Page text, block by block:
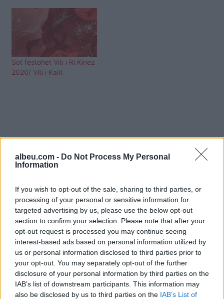
albeu.com - Do Not Process My Personal
Information
If you wish to opt-out of the sale, sharing to third parties, or
processing of your personal or sensitive information for
targeted advertising by us, please use the below opt-out
section to confirm your selection. Please note that after your
opt-out request is processed you may continue seeing
interest-based ads based on personal information utilized by
us or personal information disclosed to third parties prior to
your opt-out. You may separately opt-out of the further
disclosure of your personal information by third parties on the
IAB’s list of downstream participants. This information may
also be disclosed by us to third parties on the IAB’s List of
Sot festohet Viti i Ri Kinez
2026/ Viti i Kalit
Shtuarmë8.12.2025 10:13
Tags:
2026 , Demi , luani , peshorja
sukses